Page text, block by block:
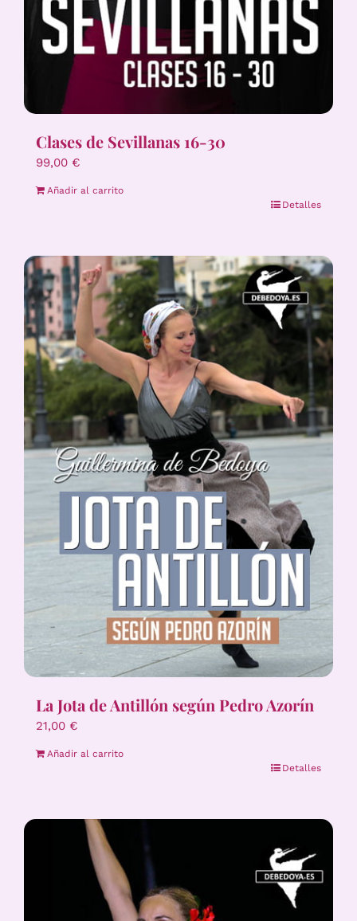
Clases de Sevillanas 16-30
99,00 €
Añadir al carrito
Detalles
La Jota de Antillón según Pedro Azorín
21,00 €
Añadir al carrito
Detalles